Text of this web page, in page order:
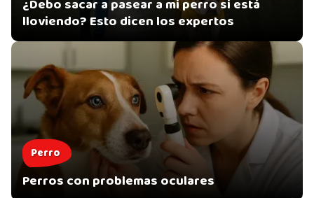
¿Debo sacar a pasear a mi perro si está
lloviendo? Esto dicen los expertos
Perro
Perros con problemas oculares